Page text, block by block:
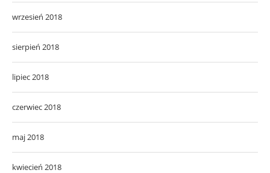
wrzesień 2018
sierpień 2018
lipiec 2018
czerwiec 2018
maj 2018
kwiecień 2018